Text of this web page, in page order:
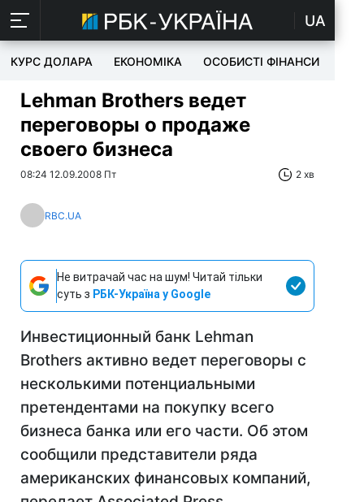
UA
КУРС ДОЛАРА ЕКОНОМІКА ОСОБИСТІ ФІНАНСИ
Lehman Brothers ведет
переговоры о продаже
своего бизнеса
08:24 12.09.2008 Пт 2 хв
RBC.UA
Не витрачай час на шум! Читай тільки
суть з РБК-Україна у Google
Инвестиционный банк Lehman
Brothers активно ведет переговоры с
несколькими потенциальными
претендентами на покупку всего
бизнеса банка или его части. Об этом
сообщили представители ряда
американских финансовых компаний,